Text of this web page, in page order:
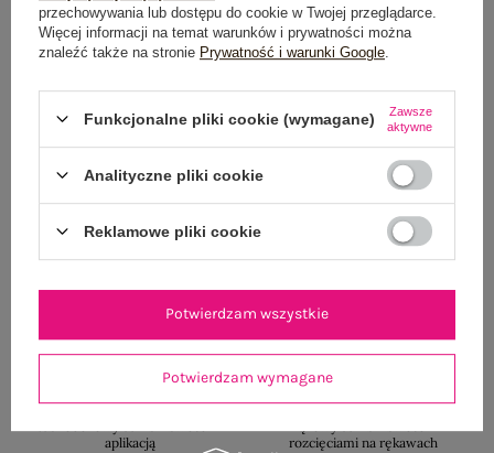
kołnierzykiem
74,99 zł
kontrastowym wykończeniem
74,99 zł
aplikacją
BESTSELLER
Nowość
rozcięciami na rękawach
przechowywania lub dostępu do cookie w Twojej przeglądarce.
Więcej informacji na temat warunków i prywatności można
znaleźć także na stronie Prywatność i warunki Google
Funkcjonalne pliki cookie (wymagane)
Zawsze
aktywne
Analityczne pliki cookie
Reklamowe pliki cookie
Potwierdzam wymagane
Potwierdzam wszystkie